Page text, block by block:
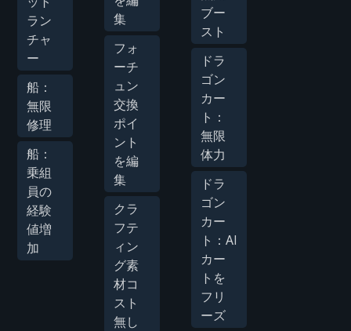
ラン
チャ
ー
船：
無限
修理
船：
乗組
員の
経験
値増
加
集
フォ
ーチ
ュン
交換
ポイ
ント
を編
集
クラ
フテ
ィン
グ素
材コ
スト
無し
ブー
スト
ドラ
ゴン
カー
ト：
無限
体力
ドラ
ゴン
カー
ト：AI
カー
トを
フリ
ーズ